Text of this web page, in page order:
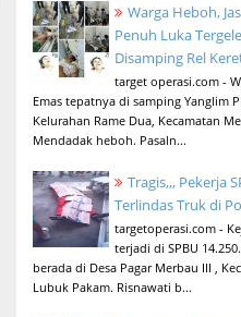
Warga Heboh,
Penuh Luka
Disamping Rel
target operasi.com -
Emas tepatnya di samping Yanglim
Kelurahan Rame Dua, Kecamatan
Mendadak heboh. Pasaln...
Tragis,,, Pekerja
Terlindas Truk di
targetoperasi.com -
terjadi di SPBU
berada di Desa Pagar Merbau III ,
Lubuk Pakam. Risnawati b...